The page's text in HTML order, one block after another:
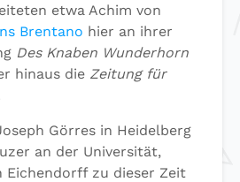
etwa Achim von
Brentano hier an ihrer
Des Knaben Wunderhorn
hinaus die Zeitung für
Görres in Heidelberg
an der Universität,
Eichendorff zu dieser Zeit